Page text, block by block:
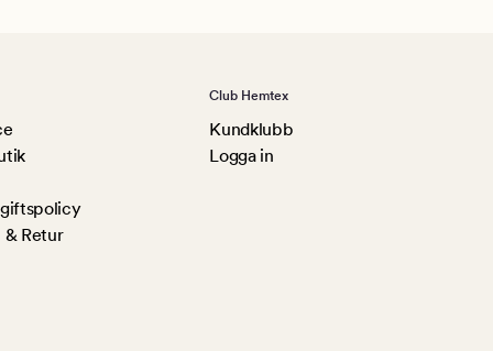
Retur
Club Hemtex
Kundklubb
Logga in